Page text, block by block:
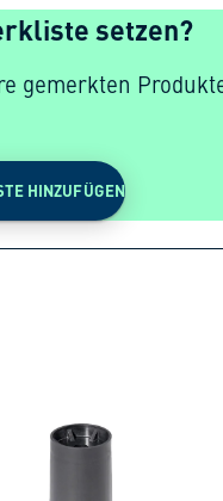
setzen?
gemerkten
HINZUFÜGEN